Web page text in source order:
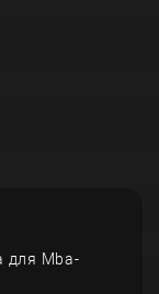
для Mba-